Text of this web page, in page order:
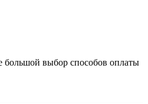
большой выбор способов оплаты